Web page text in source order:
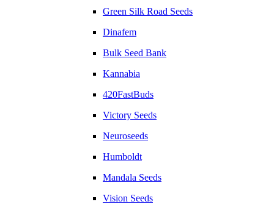
Green Silk Road Seeds
Dinafem
Bulk Seed Bank
Kannabia
420FastBuds
Victory Seeds
Neuroseeds
Humboldt
Mandala Seeds
Vision Seeds